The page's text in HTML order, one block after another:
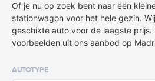
Of je nu op zoek bent naar een
stationwagon voor het hele gezin.
geschikte auto voor de laagste prijs.
voorbeelden uit ons aanbod op
AUTOTYPE